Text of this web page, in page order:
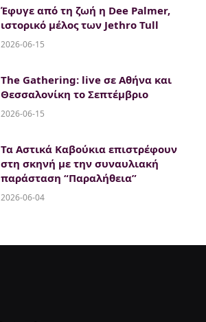
Έφυγε από τη ζωή η Dee Palmer,
ιστορικό μέλος των Jethro Tull
2026-06-15
The Gathering: live σε Αθήνα και
Θεσσαλονίκη το Σεπτέμβριο
2026-06-15
Τα Αστικά Καβούκια επιστρέφουν
στη σκηνή με την συναυλιακή
παράσταση “Παραλήθεια”
2026-06-04